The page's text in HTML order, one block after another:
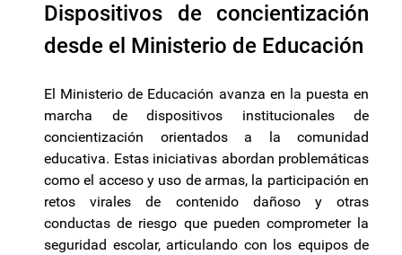
Dispositivos de concientización
desde el Ministerio de Educación
El Ministerio de Educación avanza en la puesta en
marcha de dispositivos institucionales de
concientización orientados a la comunidad
educativa. Estas iniciativas abordan problemáticas
como el acceso y uso de armas, la participación en
retos virales de contenido dañoso y otras
conductas de riesgo que pueden comprometer la
seguridad escolar, articulando con los equipos de